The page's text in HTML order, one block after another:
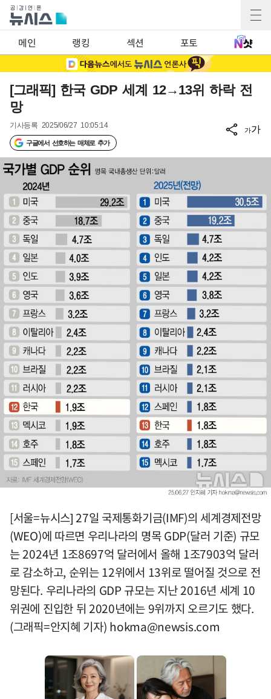
메인 랭킹 섹션 포토
[그래픽] 한국 GDP 세계 12→13위 하락 전
망
기사등록 2025/06/27 10:05:14
구글에서 선호하는 매체로 추가
가가
[서울=뉴시스] 27일 국제통화기금(IMF)의 세계경제전망
(WEO)에 따르면 우리나라의 명목 GDP(달러 기준) 규모
는 2024년 1조8697억 달러에서 올해 1조7903억 달러
로 감소하고, 순위는 12위에서 13위로 떨어질 것으로 전
망된다. 우리나라의 GDP 규모는 지난 2016년 세계 10
위권에 진입한 뒤 2020년에는 9위까지 오르기도 했다.
(그래픽=안지혜 기자) hokma@newsis.com